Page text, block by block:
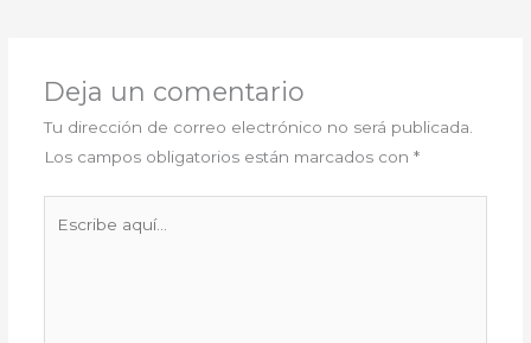
Deja un comentario
Tu dirección de correo electrónico no será publicada.
Los campos obligatorios están marcados con *